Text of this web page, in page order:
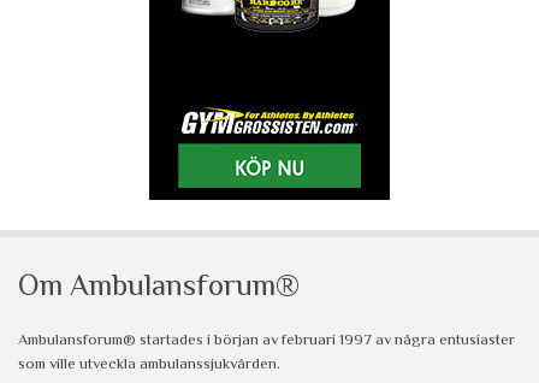
Om Ambulansforum®
Ambulansforum® startades i början av februari 1997 av några entusiaster
som ville utveckla ambulanssjukvården.